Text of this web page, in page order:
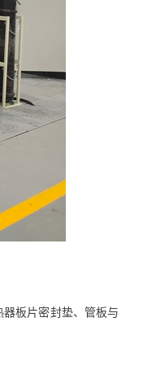
板片密封垫、管板与